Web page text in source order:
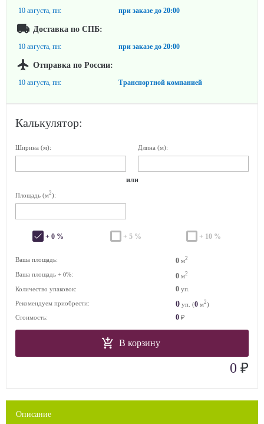
10 августа, пн: при заказе до 20:00
Доставка по СПБ:
10 августа, пн: при заказе до 20:00
Отправка по России:
10 августа, пн: Транспортной компанией
Калькулятор:
Ширина (м): Длина (м):
или
Площадь (м2):
+ 0 % + 5 % + 10 %
Ваша площадь: 0 м2
Ваша площадь + 0%: 0 м2
Количество упаковок: 0 уп.
Рекомендуем приобрести:
0 уп. (0 м2)
Стоимость:
0 ₽
В корзину
0 ₽
Описание